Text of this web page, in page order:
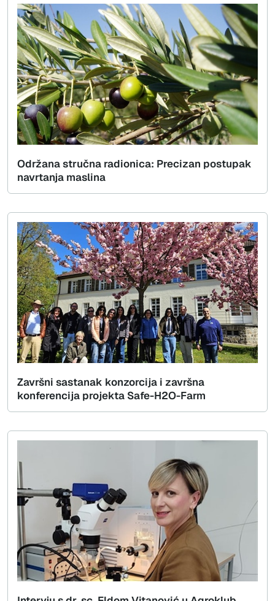
Održana stručna radionica: Precizan postupak
navrtanja maslina
Završni sastanak konzorcija i završna
konferencija projekta Safe-H2O-Farm